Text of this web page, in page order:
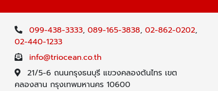
099-438-3333, 089-165-3838, 02-862-0202,
02-440-1233
info@triocean.co.th
21/5-6 ถนนกรุงธนบุรี แขวงคลองต้นไทร เขต
คลองสาน กรุงเทพมหานคร 10600